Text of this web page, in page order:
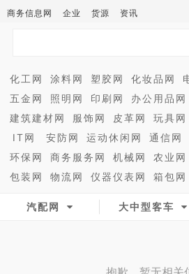
商务信息网 企业 货源 资讯
化工网 涂料网 塑胶网 化妆品网
五金网
照明网 印刷网 办公用品网
建筑建材网
服饰网 皮革网 玩具网
IT网
安防网 运动休闲网 通信网
环保网
商务服务网 机械网 农业网
包装网
物流网 仪器仪表网 箱包网
汽配网 大中型客车